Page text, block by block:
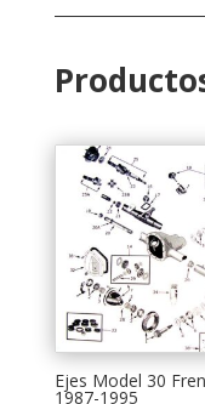
Ejes Model 30
1987-1995